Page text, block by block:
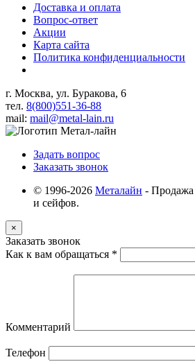
Доставка и оплата
Вопрос-ответ
Акции
Карта сайта
Политика конфиденциальности
г. Москва, ул. Буракова, 6
тел. 8(800)551-36-88
mail: mail@metal-lain.ru
Задать вопрос
Заказать звонок
© 1996-2026 Металайн - Продажа
и сейфов.
×
Заказать звонок
Как к вам обращаться *
Комментарий
Телефон